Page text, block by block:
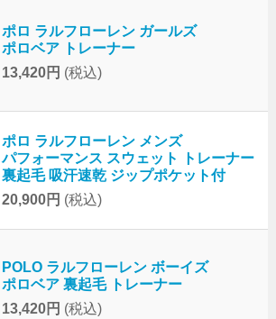
ポロ ラルフローレン ガールズ
ポロベア トレーナー
13,420円 (税込)
ポロ ラルフローレン メンズ
パフォーマンス スウェット トレーナー
裏起毛 吸汗速乾 ジップポケット付
20,900円 (税込)
POLO ラルフローレン ボーイズ
ポロベア 裏起毛 トレーナー
13,420円 (税込)